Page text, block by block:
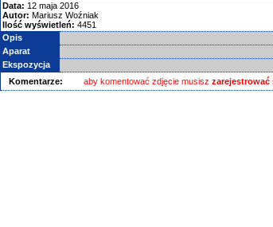
Data: 12 maja 2016
Autor: Mariusz Woźniak
Ilość wyświetleń: 4451
Opis
Aparat
Ekspozycja
Komentarze:
aby komentować zdjęcie musisz zarejestrować